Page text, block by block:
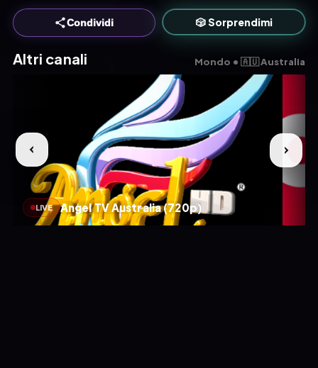
Condividi 🎲 Sorprendimi
Altri canali Mondo • 🇦🇺 Australia
LIVE Angel TV Australia (720p)